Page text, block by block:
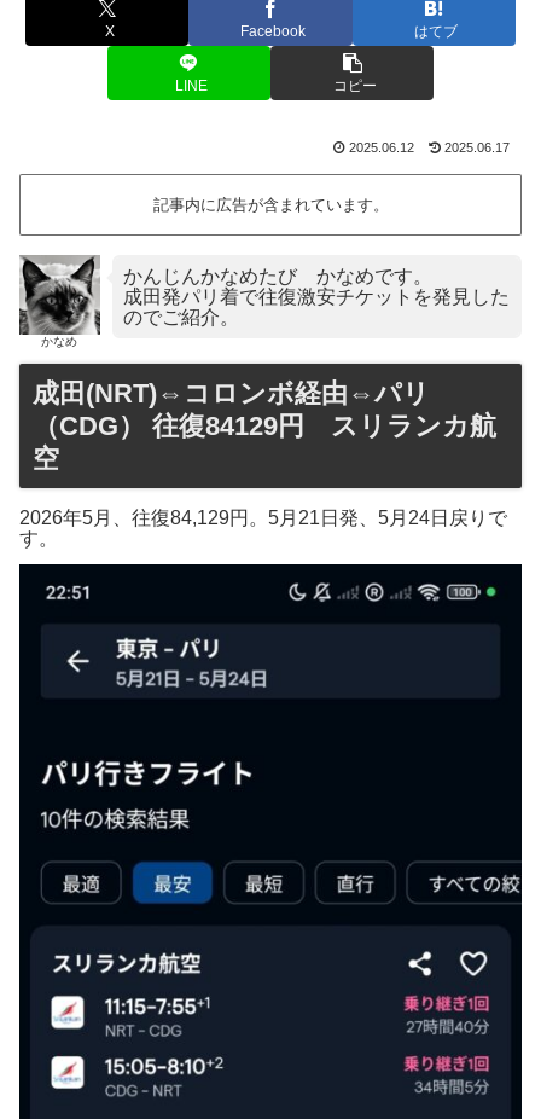
X Facebook はてブ
LINE コピー
2025.06.12 2025.06.17
記事内に広告が含まれています。
かなめ
かんじんかなめたび かなめです。
成田発パリ着で往復激安チケットを発見した
のでご紹介。
成田(NRT)⇔コロンボ経由⇔パリ
（CDG） 往復84129円 スリランカ航
空
2026年5月、往復84,129円。5月21日発、5月24日戻りで
す。